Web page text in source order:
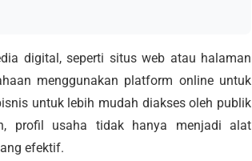
digital, seperti situs web atau halaman
menggunakan platform online untuk
untuk lebih mudah diakses oleh publik
profil usaha tidak hanya menjadi alat
efektif.